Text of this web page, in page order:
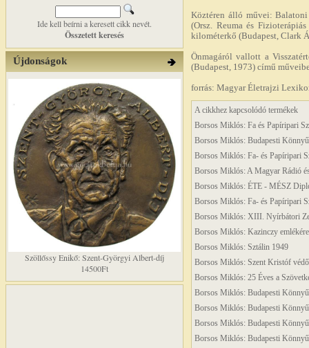
Ide kell beírni a keresett cikk nevét.
Összetett keresés
Újdonságok
Szöllőssy Enikő: Szent-Györgyi Albert-díj
14500Ft
Köztéren álló művei:
(Orsz. Reuma és
kilométerkő (Budapest, Clark
Önmagáról vallott a
(Budapest, 1973) című
forrás: Magyar Életrajzi
A cikkhez kapcsolódó termékek
Borsos Miklós: Fa és Papíripari
Borsos Miklós: Budapesti
Borsos Miklós: Fa- és Papíripari
Borsos Miklós: A Magyar Rádió
Borsos Miklós: ÉTE - MÉSZ
Borsos Miklós: Fa- és Papíripari
Borsos Miklós: XIII. Nyírbátori
Borsos Miklós: Kazinczy
Borsos Miklós: Sztálin 1949
Borsos Miklós: Szent Kristóf
Borsos Miklós: 25 Éves a
Borsos Miklós: Budapesti
Borsos Miklós: Budapesti
Borsos Miklós: Budapesti
Borsos Miklós: Budapesti